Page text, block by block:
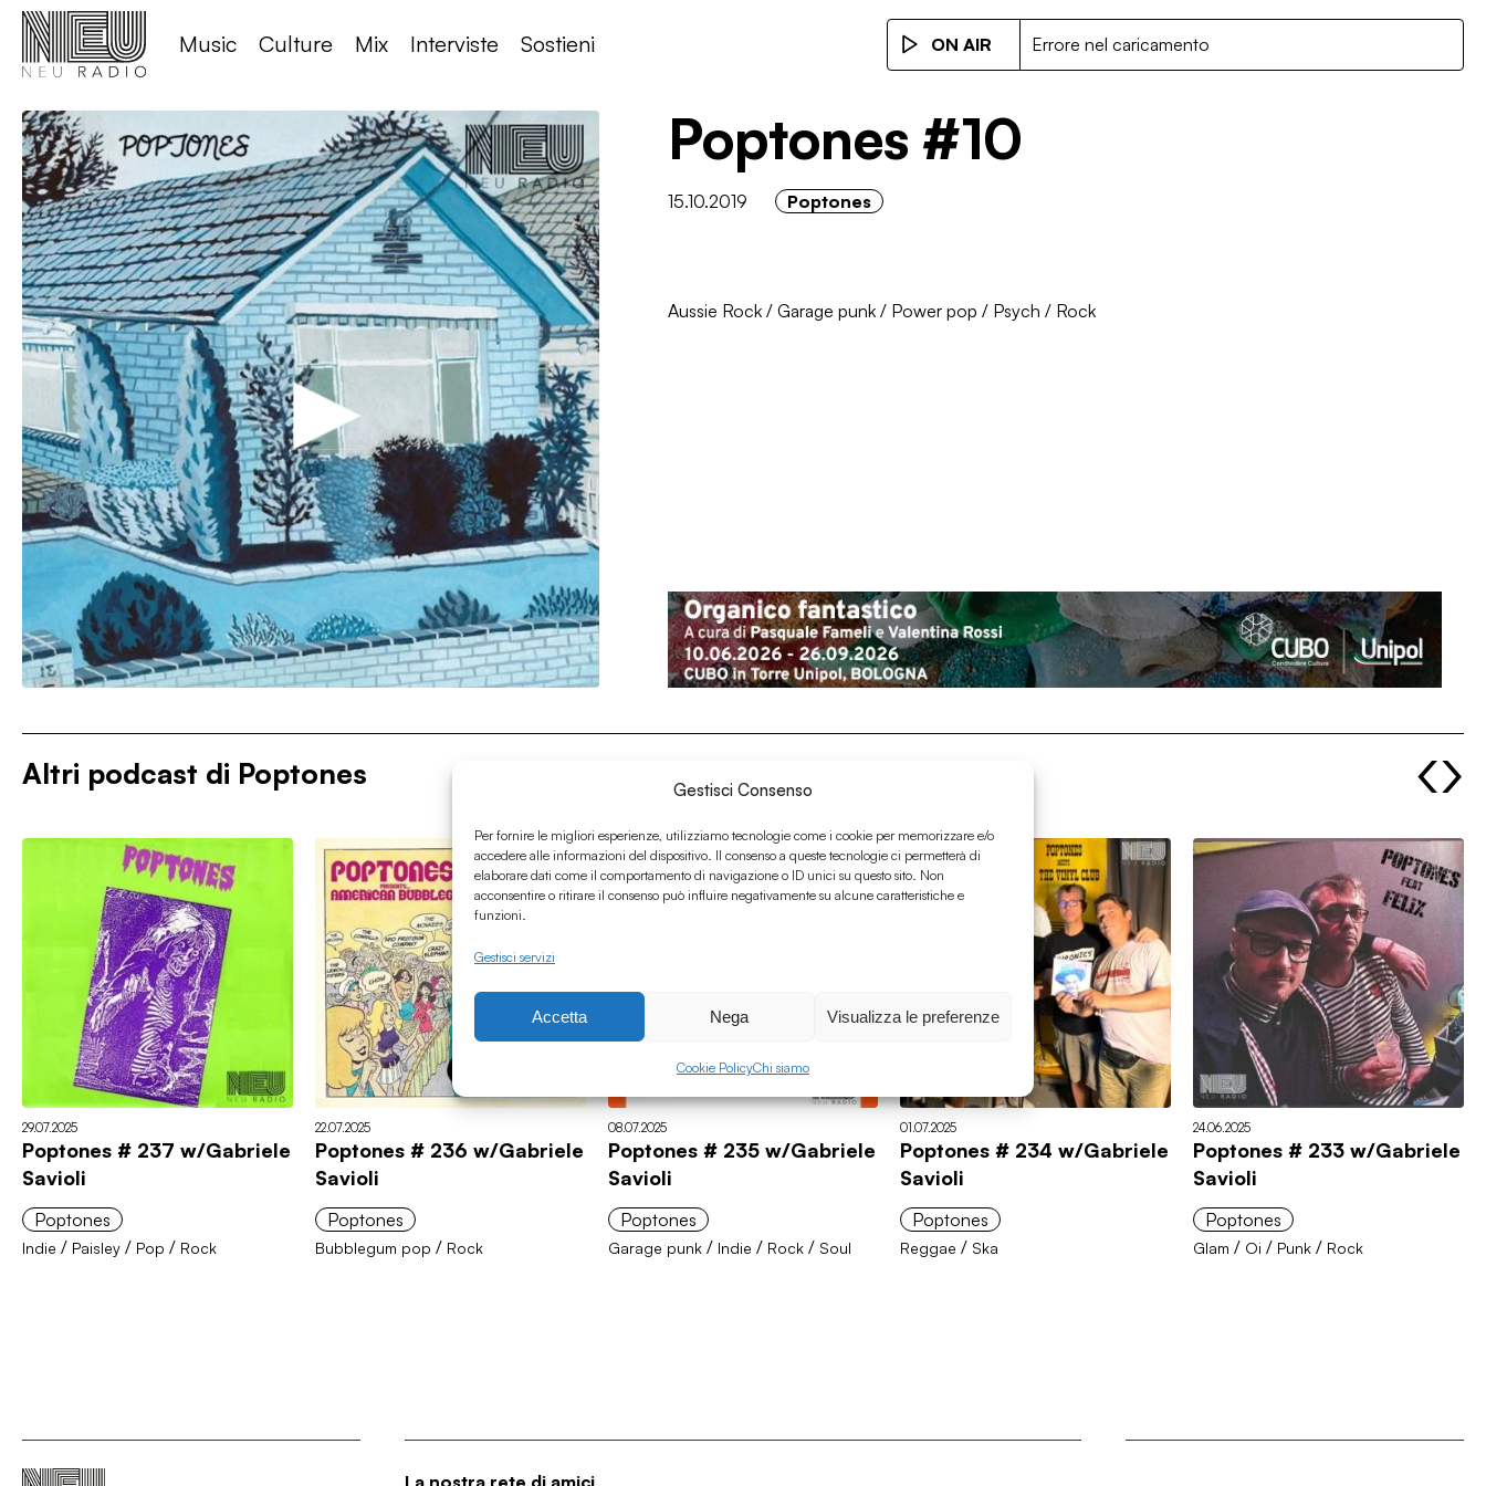
Gestisci Consenso
Per fornire le migliori esperienze, utilizziamo tecnologie come i cookie per memorizzare e/o
accedere alle informazioni del dispositivo. Il consenso a queste tecnologie ci permetterà di
elaborare dati come il comportamento di navigazione o ID unici su questo sito. Non
acconsentire o ritirare il consenso può influire negativamente su alcune caratteristiche e
funzioni.
Gestisci servizi
Accetta Nega Visualizza le preferenze
Cookie PolicyChi siamo
Music Culture Mix Interviste Sostieni ON AIR Errore nel caricamento
Poptones #10
15.10.2019 Poptones
Aussie Rock/ Garage punk/ Power pop / Psych / Rock
Altri podcast di Poptones
29.07.2025
Poptones # 237 w/Gabriele
Savioli
Poptones
Indie / Paisley / Pop / Rock
22.07.2025
Poptones # 236 w/Gabriele
Savioli
Poptones
Bubblegum pop / Rock
08.07.2025
Poptones # 235 w/Gabriele
Savioli
Poptones
Garage punk/ Indie / Rock/ Soul
01.07.2025
Poptones # 234 w/Gabriele
Savioli
Poptones
Reggae / Ska
24.06.2025
Poptones # 233 w/Gabriele
Savioli
Poptones
Glam / Oi / Punk / Rock
‹›